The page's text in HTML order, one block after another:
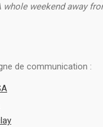
whole weekend away
de communication :